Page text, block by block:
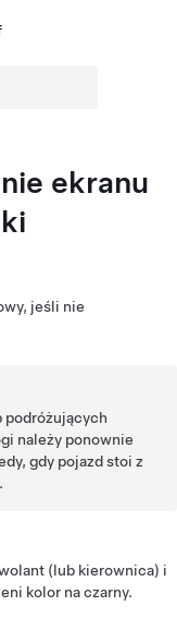
ekranu
jeśli nie
podróżujących
należy ponownie
gdy pojazd stoi z
(lub kierownica) i
kolor na czarny.